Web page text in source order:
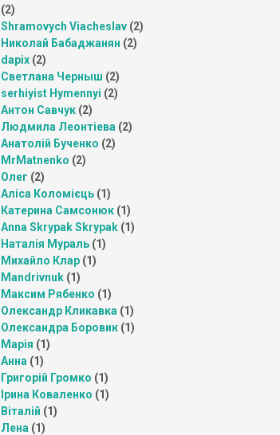
(2)
Shramovych Viacheslav(2)
Николай Бабаджанян (2)
dapix(2)
Светлана Черныш (2)
serhiyist Hymennyi (2)
Антон Савчук(2)
Людмила Леонтіева (2)
Анатолій Бученко (2)
MrMatnenko (2)
Олег (2)
Аліса Коломієць(1)
Катерина Самсонюк(1)
Anna Skrypak Skrypak(1)
Наталія Мураль(1)
Михайло Клар(1)
Mandrivnuk(1)
Максим Рябенко (1)
Олександр Кликавка (1)
Олександра Боровик(1)
Марія (1)
Анна (1)
Григорій Громко (1)
Ірина Коваленко (1)
Віталій (1)
Лена (1)